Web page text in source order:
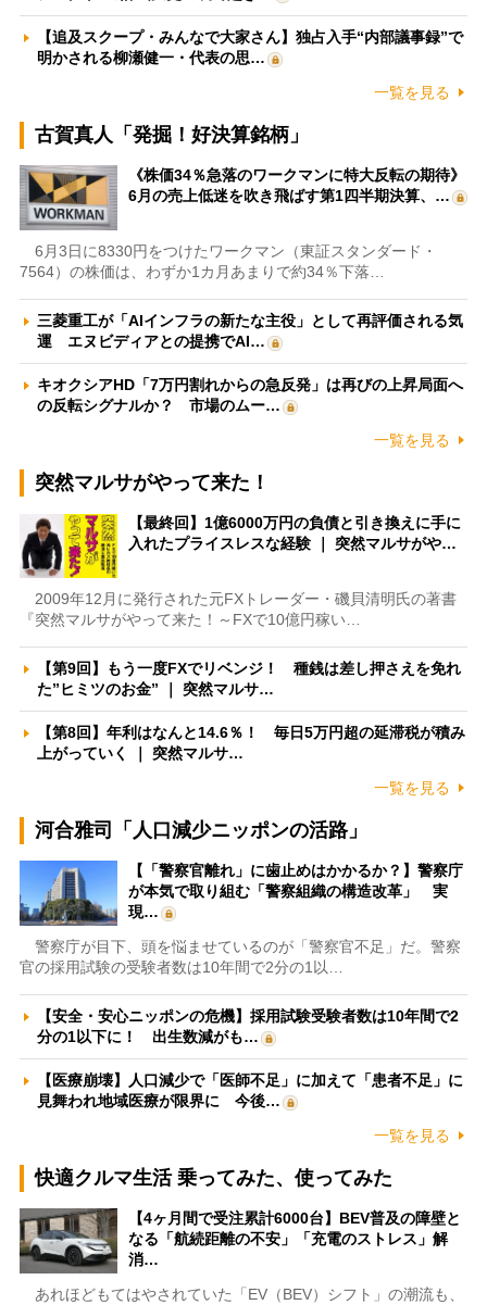
【追及スクープ・みんなで大家さん】独占入手“内部議事録”で
明かされる柳瀬健一・代表の思…
一覧を見る
古賀真人「発掘！好決算銘柄」
《株価34％急落のワークマンに特大反転の期待》
6月の売上低迷を吹き飛ばす第1四半期決算、…
6月3日に8330円をつけたワークマン（東証スタンダード・
7564）の株価は、わずか1カ月あまりで約34％下落…
三菱重工が「AIインフラの新たな主役」として再評価される気
運 エヌビディアとの提携でAI…
キオクシアHD「7万円割れからの急反発」は再びの上昇局面へ
の反転シグナルか？ 市場のムー…
一覧を見る
突然マルサがやって来た！
【最終回】1億6000万円の負債と引き換えに手に
入れたプライスレスな経験 ｜ 突然マルサがや…
2009年12月に発行された元FXトレーダー・磯貝清明氏の著書
『突然マルサがやって来た！～FXで10億円稼い…
【第9回】もう一度FXでリベンジ！ 種銭は差し押さえを免れ
た”ヒミツのお金” ｜ 突然マルサ…
【第8回】年利はなんと14.6％！ 毎日5万円超の延滞税が積み
上がっていく ｜ 突然マルサ…
一覧を見る
河合雅司「人口減少ニッポンの活路」
【「警察官離れ」に歯止めはかかるか？】警察庁
が本気で取り組む「警察組織の構造改革」 実
現…
警察庁が目下、頭を悩ませているのが「警察官不足」だ。警察
官の採用試験の受験者数は10年間で2分の1以…
【安全・安心ニッポンの危機】採用試験受験者数は10年間で2
分の1以下に！ 出生数減がも…
【医療崩壊】人口減少で「医師不足」に加えて「患者不足」に
見舞われ地域医療が限界に 今後…
一覧を見る
快適クルマ生活 乗ってみた、使ってみた
【4ヶ月間で受注累計6000台】BEV普及の障壁と
なる「航続距離の不安」「充電のストレス」解
消…
あれほどもてはやされていた「EV（BEV）シフト」の潮流も、